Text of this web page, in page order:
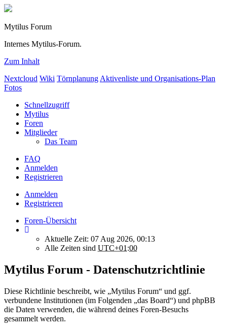
Mytilus Forum
Internes Mytilus-Forum.
Zum Inhalt
Nextcloud Wiki Törnplanung Aktivenliste und Organisations-Plan
Fotos
Schnellzugriff
Mytilus
Foren
Mitglieder
Das Team
FAQ
Anmelden
Registrieren
Anmelden
Registrieren
Foren-Übersicht
Aktuelle Zeit: 07 Aug 2026, 00:13
Alle Zeiten sind UTC+01:00
Mytilus Forum - Datenschutzrichtlinie
Diese Richtlinie beschreibt, wie „Mytilus Forum“ und ggf.
verbundene Institutionen (im Folgenden „das Board“) und phpBB
die Daten verwenden, die während deines Foren-Besuchs
gesammelt werden.